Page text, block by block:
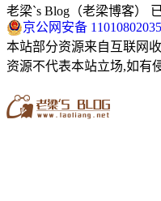
老梁`s Blog（老梁博客）
京公网安备
本站部分资源来自互联网
资源不代表本站立场,如有